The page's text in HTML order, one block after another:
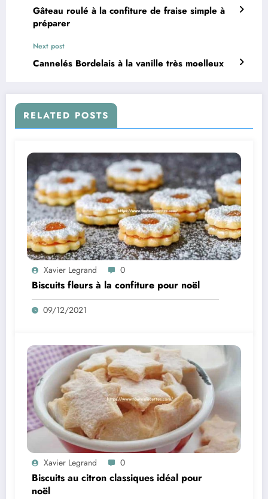
Gâteau roulé à la confiture de fraise simple à
préparer
Next post
Cannelés Bordelais à la vanille très moelleux
RELATED POSTS
Xavier Legrand 0
Biscuits fleurs à la confiture pour noël
09/12/2021
Xavier Legrand 0
Biscuits au citron classiques idéal pour
noël